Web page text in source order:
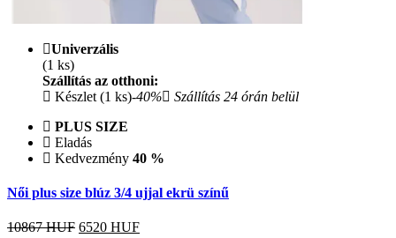
Univerzális
(1 ks)
Szállítás az otthoni:
Készlet (1 ks)-40%
Szállítás 24 órán belül
PLUS SIZE
Eladás
Kedvezmény 40 %
Női plus size blúz 3/4 ujjal ekrü színű
10867 HUF 6520 HUF